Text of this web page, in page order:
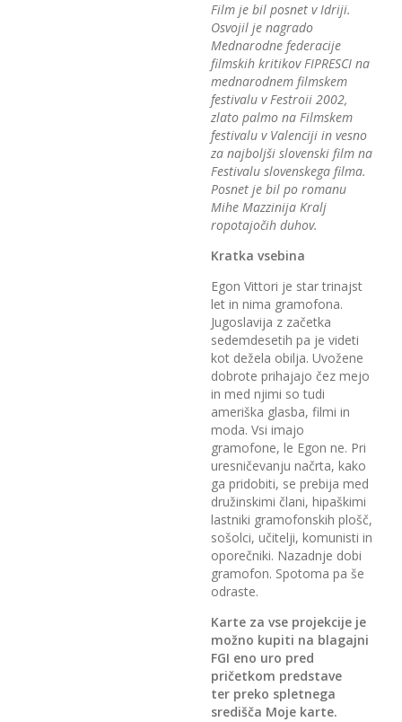
Film je bil posnet v Idriji.
Osvojil je nagrado
Mednarodne federacije
filmskih kritikov FIPRESCI na
mednarodnem filmskem
festivalu v Festroii 2002,
zlato palmo na Filmskem
festivalu v Valenciji in vesno
za najboljši slovenski film na
Festivalu slovenskega filma.
Posnet je bil po romanu
Mihe Mazzinija Kralj
ropotajočih duhov.
Kratka vsebina
Egon Vittori je star trinajst
let in nima gramofona.
Jugoslavija z začetka
sedemdesetih pa je videti
kot dežela obilja. Uvožene
dobrote prihajajo čez mejo
in med njimi so tudi
ameriška glasba, filmi in
moda. Vsi imajo
gramofone, le Egon ne. Pri
uresničevanju načrta, kako
ga pridobiti, se prebija med
družinskimi člani, hipaškimi
lastniki gramofonskih plošč,
sošolci, učitelji, komunisti in
oporečniki. Nazadnje dobi
gramofon. Spotoma pa še
odraste.
Karte za vse projekcije je
možno kupiti na blagajni
FGI eno uro pred
pričetkom predstave
ter preko spletnega
središča Moje karte.